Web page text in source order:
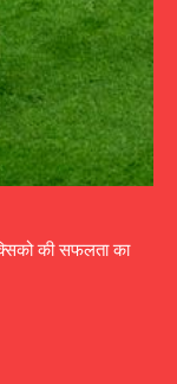
की सफलता का